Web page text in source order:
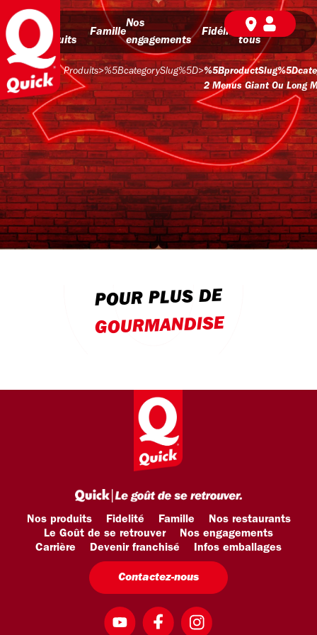
Nos
produits
Famille
Nos
engagements
Fidélité
BD pour
tous
Produits>%5BcategorySlug%5D>
2 Menus Giant Ou Long
POUR PLUS DE
GOURMANDISE
Nos produits Fidelité Famille
Nos restaurants
Le Goût de se retrouver
Nos engagements
Carrière
Devenir franchisé Infos emballages
Contactez-nous